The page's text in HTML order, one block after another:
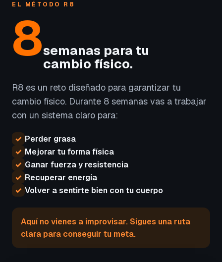
EL MÉTODO R8
8semanas para tu
cambio físico.
R8 es un reto diseñado para garantizar tu
cambio físico. Durante 8 semanas vas a trabajar
con un sistema claro para:
✓ Perder grasa
✓ Mejorar tu forma física
✓ Ganar fuerza y resistencia
✓ Recuperar energía
✓ Volver a sentirte bien con tu cuerpo
Aquí no vienes a improvisar. Sigues una ruta
clara para conseguir tu meta.